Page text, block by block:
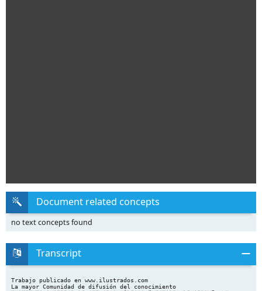
Document related concepts
no text concepts found
Transcript
Trabajo publicado en www.ilustrados.com La mayor Comunidad de difusión del conocimiento INSTITUTO SUPERIOR DE CIENCIAS MÉDICAS “VICTORIA DE GIRON”. LA HABANA. CUBA POLICLÍNICO UNIVERSITARIO “SANTIAGO RAFAEL ECHEZARRETA MULKAY”. SAN JOSÉ DE LAS LAJAS. HABANA. CUBA “Decir o no a la pareja sexual: Opiniones de los profesionales de la salud”. Autores: Lic. Yelina Gorrita Pérez 1 Dra. Maria del Carmen O’Reillys Jiménez 2 Dr. Remigio R. Gorrita Pérez. 3 1 Licenciada en Enfermería. Instructora. MsC. en Atención Integral al Niño. 2 Especialista de I Grado en Medicina General Integral. 3 Especialista de II Grado en Pediatría. Auxiliar. MsC. en Atención Integral al Niño. RESUMEN Se realizó una investigación descriptiva y transversal en 49 profesionales de la salud que cursan las especialidades de la Ciencias Básicas en el Instituto Superior de Ciencias Básicas y Preclínicas Victoria de Girón de Ciudad Habana y accedieron a participar en el estudio. Se les aplicó durante el mes de abril del 2007 una encuesta anónima, donde de abordaban cinco situaciones supuestas que permitieron conocer sus criterios en relación a como interpretar algunos aspectos sobre el principio de confidencialidad en los pacientes con diferencies infecciones incluyendo aquellas de transmisión sexual como el SIDA. Se concluyó que aunque la mayoría de los profesionales asumieron criterios correctos con respecto a la confidencialidad y la información en cuanto a las parejas de los pacientes con ITS fueran portadores de SIDA o no, un número importante no lo hicieron adecuadamente. En aquellos pacientes con infecciones no relacionadas con las ITS también los profesionales mostraron imprecisiones en sus decisiones. Debe profundizarse en la responsabilidad colectiva para atender a estos pacientes sin discriminación, pero establecer premisas desde el punto de vista ético que permitan proteger a los no 1 enfermos. Para esta larga y complicada tarea el aprendizaje y el debate entre los profesionales son fundamentales. Descriptores DeCS: PRINCIPIOS DE LA ETICA MEDICA / confidencialidad INFECCIONES DE TRANSMISION SEXUAL / SIDA INTRODUCCIÓN: Según la Enciclopedia Larousse (Paris 2005:”El secreto profesional se impone generalmente a todas aquellas personas a quienes se confían secretos por razón de su estado, profesión o cargo. Por tanto, se entiende como secreto profesional, aquello que se mantiene oculto a los demás y surge del ejercicio de la profesión, es decir, de la comunicación privilegiada profesional de la salud-paciente, por lo que constituye una obligación moral para el profesional de salud guardar en secreto las confidencias conocidas en el ejercicio de la profesión ” (1-3) La salud de una persona constituye uno de sus aspectos más íntimos. Los pacientes ponen toda su confianza en los profesionales de la medicina, incluidas aquellas situaciones que pueden ser comprometedoras hasta desde el punto de vista moral. Desde las más ancestrales prácticas de la medicina la confidencialidad ha sido junto a otros, uno de los principios básicos que todos los profesionales de la salud han aceptado y cumplido con más rigor. Ya en el Juramento de Hipócrates redactado entre 460 y 377 años a.n. e. puede leerse: "... Todo lo que habré visto u oído durante la cura o fuera de ella en la vida común, lo callaré y lo conservaré siempre como secreto, si no me es permitido decirlo”.(4,5) A través de la historia en diferentes épocas distintos códigos, juramentos y tratados han sido reflejo de la existencia y aceptación del secreto médico como una cualidad inseparable de esta profesión. En el pasado siglo el Código de Ginebra 1983, refleja la misma esencia que el Juramento de Hipócrates: "Guardaré el secreto de aquel que confíe en mí, incluso después de la muerte del paciente." 2 (4) “El secreto profesional o confidencialidad establece la obligación de guardar reserva sobre la información que atañe al paciente que se atiende, mientras éste no autorice a divulgarla o el silencio pueda llevar implícito el daño a terceros” Otro principio que se ha abierto paso durante el pasado siglo es el de “autonomía” (57): Según la etimología griega significa facultad para gobernarse a si mismo; es decir la capacidad de autogobierno inherente a los seres racionales que les permite actuar y elegir de forma razonada sobre la base de una apreciación personal. La autonomía es una capacidad de los seres humanos para pensar sentir y emitir juicios. Como producto de la madurez y la nueva concepción de la relación médico paciente se introduce un criterio "consentimiento informado”, con respecto a la aceptación por parte del paciente de un conjunto de procedimientos terapéuticos, médicoquirúrgicos, psicológicos o estomatológicos, y al pleno conocimiento de sus posibles efectos benéficos, pero también de los efectos secundarios o riesgos que estos entrañan. Este término se asocia, implícitamente, a uno de los principios fundamentales de la bioética: el principio de autonomía y el respeto a la integridad del paciente. Al interpretar y aplicar estos principios debemos tener en cuenta diferentes factores: el individuo, el problema de salud, el sistema de salud, la sociedad, la comunidad y las legislaciones establecidas. (4,13) Ante determinadas situaciones de salud, no siempre el paciente está dispuesto a exponerlas por la gran connotación individual, familiar y social que estas entrañan. Son ejemplo de estas: el embarazo en edad precoz, infecciones de transmisión sexual (ITS) como el SIDA, otras infecciones como la lepra y la tuberculosis son considerados por el público muy peligrosas e infames y dignas del la mas estricta reserva. (14-17) El profesional de la salud también que enfocar casuísticamente estos principios. Si partimos del criterio de que con nuestro silencio vamos a ocasionar perjuicio para el paciente o para otras personas, en caso, por ejemplo, de enfermedades contagiosas, no es admisible guardar nuestro secreto. Por fundamental que parezca, 3 el derecho moral del paciente al respeto de su integridad y autonomía, no es absoluto, pues cuando ese derecho entra en conflicto con el de la integridad de otras personas surgen limitaciones lógicas. Los autores consideraron que sería muy importante conocer a la luz de estos criterios éticos como nuestros compañeros profesionales de la salud formados es una concepción humanista de la medicina, interpretan el principio de confidencialidad ante determinadas situaciones aun en contra del criterio del paciente y específicamente: o Explorar el criterio de informar o no a la pareja sexual en el caso de una infección por VIH, sean estos heterosexuales u homosexuales. o Explorar el criterio de informar o no a la pareja sexual en el supuesto de otras infecciones de transmisión sexual, sean estas heterosexuales u homosexuales. o Explorar que consideran en cuanto a informar o no a la pareja sexual en el supuesto de otras infecciones no de transmisión sexual. MATERIAL Y MÉTODOS Se realizó una investigación descriptiva y transversal en 49 profesionales de la salud que cursan los primeros tres años de las especialidades de la ciencias básicas en el Instituto Superior de Ciencias Básicas y Preclínicas Victoria de Girón de Ciudad Habana y que dieron su consentimiento a participar en el estudio. A los investigados se les aplicó por los autores durante el mes de abril del 2007 una encuesta de carácter anónimo, donde de abordaban cinco situaciones supuestas que permitían conocer sus criterios en relación a como interpretar algunos aspectos sobre el principio de confidencialidad en los pacientes de la Atención Primaria de Salud. (6) Los resultados así obtenidos se tabularon y agruparon en tablas, se procesaron porcentualmente y se obtuvo la relación entre las diferentes opciones de respuestas. 4 RESULTADOS: Se encuestaron 49 profesionales de la salud que cursan los primeros tres años de las especialidades de ciencias básicas en el Instituto Superior de Ciencias Médicas “Victoria de Girón” de la Habana y se estudiaron los siguientes supuestos. I.- Tienes un paciente que se diagnostica es positivo al VIH-SIDA. ¿Se lo comunicarías a su cónyuge inclusive en contra del criterio del paciente?: Obtuvimos el siguiente resultado: % Totales _41 Totalmente de acuerdo en comunicarlo 83,6 _04 Totalmente en desacuerdo en comunicarlo. 8,2 _04 Es solo responsabilidad del paciente 8,2 ___ No deseo opinar. ___ No tengo opinión formada sobre el tema. ___ Me resulta totalmente indiferente. Relación: 6:7 II.- Partimos del segundo supuesto. Tienes un paciente homosexual masculino en el que se diagnostica es positivo al VIH-SIDA. ¿Se lo comunicarías a su pareja sexual inclusive en contra del criterio del paciente?: Obtuvimos el siguiente resultado: % Totales 40___ Totalmente de acuerdo en comunicarlo 81,6 03___ Totalmente en desacuerdo en comunicarlo. 6,1 04___ Es solo responsabilidad del paciente 8,2 01___ No deseo opinar. 2,0 01___ No tengo opinión formada sobre el tema. 2,0 5 00___ Me resulta totalmente indiferente. Relación: 4:5 III.- Partimos del supuesto de que UD. Tiene un paciente en el que se diagnostica una ITS diferente al SIDA. ¿Se lo comunicarías a su cónyuge inclusive en contra del criterio del paciente?: Obtuvimos el siguiente resultado: % Totales 37___ Totalmente de acuerdo en comunicarlo 03___ Totalmente en desacuerdo en comunicarlo. 08___ Es solo responsabilidad del paciente 01___ No deseo opinar. 75,5 6,1 16,3 2,0 ___ No tengo opinión formada sobre el tema. ___ Me resulta totalmente indiferente. Relación: 3:4 IV.- Partimos del supuesto de que UD. Tiene un paciente homosexual masculino en el que se diagnostica una ITS diferente al SIDA. ¿Se lo comunicarías a su pareja sexual inclusive en contra del criterio del paciente?: Obtuvimos el siguiente resultado: % Totales 38___ Totalmente de acuerdo en comunicarlo 03___ Totalmente en desacuerdo en comunicarlo. 07___ Es solo responsabilidad del paciente 77,6 6,1 14,3 01___ No deseo opinar. 2,0 03___ No tengo opinión formada sobre e